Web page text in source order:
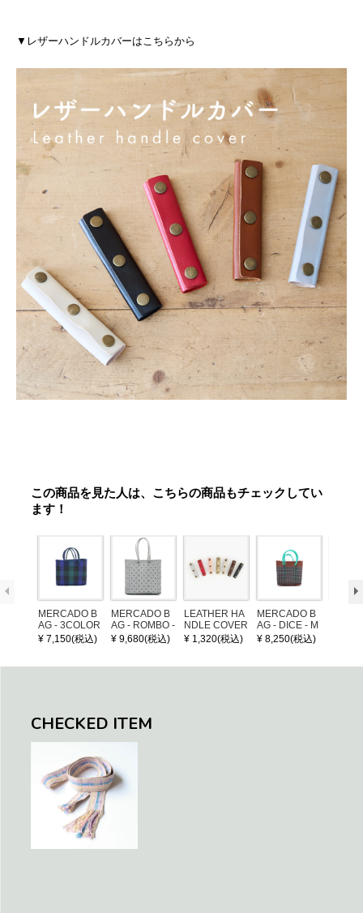
▼レザーハンドルカバーはこちらから
この商品を見た人は、こちらの商品もチェックしてい
ます！
MERCADO B
AG - 3COLOR
S CHECK - Bl
ack / Dark Gre
¥ 7,150(税込)
MERCADO B
AG - ROMBO -
LONG HANDL
E - Silver / Whi
¥ 9,680(税込)
LEATHER HA
NDLE COVER
¥ 1,320(税込)
MERCADO B
AG - DICE - M
OSAIC - Copp
er / Navy / Mint
¥ 8,250(税込)
CHECKED ITEM